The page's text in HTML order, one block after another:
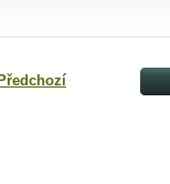
Předchozí